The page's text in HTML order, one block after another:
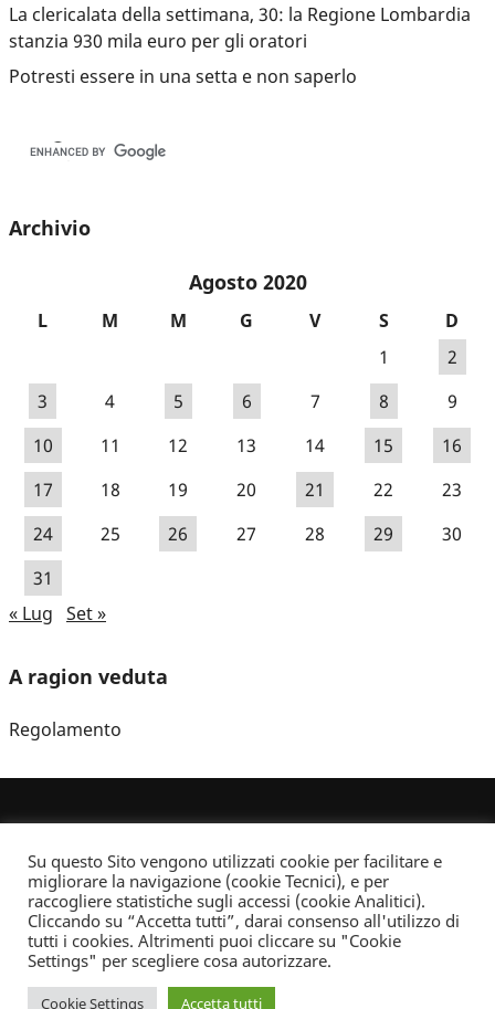
La clericalata della settimana, 30: la Regione Lombardia
stanzia 930 mila euro per gli oratori
Potresti essere in una setta e non saperlo
Archivio
Agosto 2020
L M M G V S
D
1
2
3
4 5 6 7 8
9
10
11 12 13 14 15
16
17
18 19 20 21 22
23
24
25 26 27 28 29
30
31
« Lug Set »
A ragion veduta
Regolamento
Dove non indicato altrimenti quest’opera è distribuita con Licenza
Creative Commons Attribuzione - Non commerciale - Non opere derivate 2.5 Italia
Informativa sulla privacy
Su questo Sito vengono utilizzati cookie per facilitare e
migliorare la navigazione (cookie Tecnici), e per
raccogliere statistiche sugli accessi (cookie Analitici).
Cliccando su “Accetta tutti”, darai consenso all'utilizzo di
tutti i cookies. Altrimenti puoi cliccare su "Cookie
Settings" per scegliere cosa autorizzare.
Cookie Settings Accetta tutti